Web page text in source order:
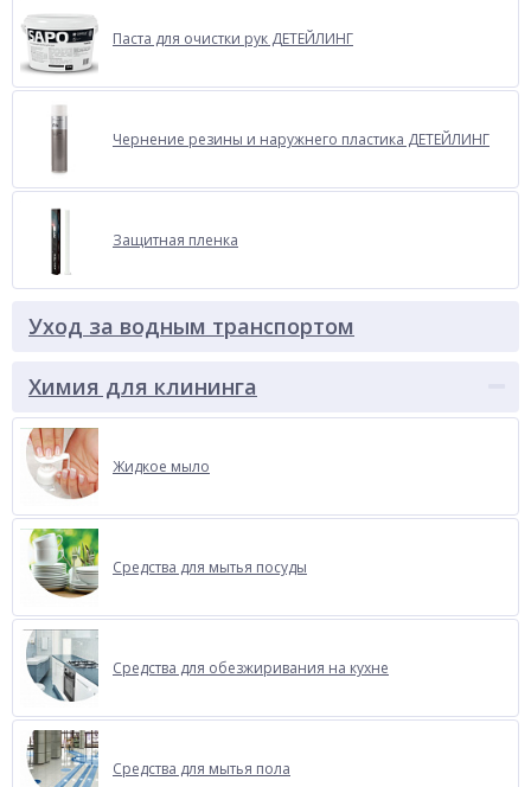
Паста для очистки рук ДЕТЕЙЛИНГ
Чернение резины и наружнего пластика ДЕТЕЙЛИНГ
Защитная пленка
Уход за водным транспортом
Химия для клининга
Жидкое мыло
Средства для мытья посуды
Средства для обезжиривания на кухне
Средства для мытья пола